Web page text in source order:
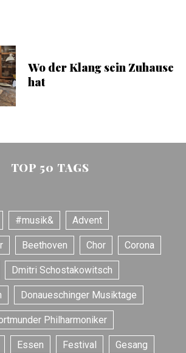
Wo der Klang sein Zuhause
hat
TOP 50 TAGS
#musik& Advent
Beethoven Chor Corona
Dmitri Schostakowitsch
Donaueschinger Musiktage
Philharmoniker
Essen Festival Gesang